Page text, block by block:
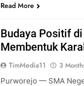
Read More
Budaya Positif
Membentuk
TimMedia11 3
Purworejo — SMA